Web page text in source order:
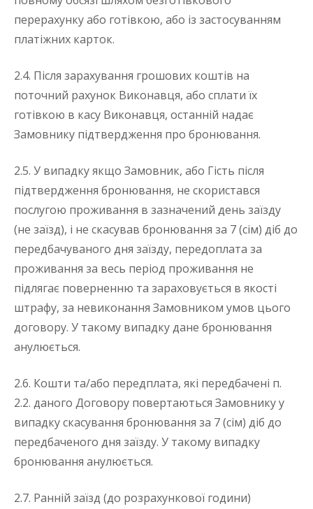
перерахунку або готівкою, або із застосуванням
платіжних карток.
2.4. Після зарахування грошових коштів на
поточний рахунок Виконавця, або сплати їх
готівкою в касу Виконавця, останній надає
Замовнику підтвердження про бронювання.
2.5. У випадку якщо Замовник, або Гість після
підтвердження бронювання, не скористався
послугою проживання в зазначений день заїзду
(не заїзд), і не скасував бронювання за 7 (сім) діб до
передбачуваного дня заїзду, передоплата за
проживання за весь період проживання не
підлягає поверненню та зараховується в якості
штрафу, за невиконання Замовником умов цього
договору. У такому випадку дане бронювання
анулюється.
2.6. Кошти та/або передплата, які передбачені п.
2.2. даного Договору повертаються Замовнику у
випадку скасування бронювання за 7 (сім) діб до
передбаченого дня заїзду. У такому випадку
бронювання анулюється.
2.7. Ранній заїзд (до розрахункової години)